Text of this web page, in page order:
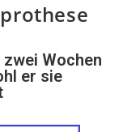
Wochen
er sie